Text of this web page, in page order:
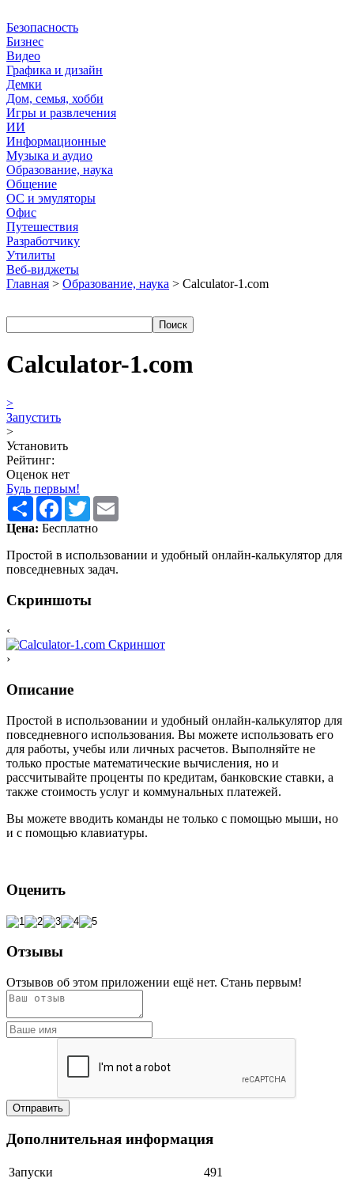
Безопасность
Бизнес
Видео
Графика и дизайн
Демки
Дом, семья, хобби
Игры и развлечения
ИИ
Информационные
Музыка и аудио
Образование, наука
Общение
ОС и эмуляторы
Офис
Путешествия
Разработчику
Утилиты
Веб-виджеты
Главная > Образование, наука > Calculator-1.com
Calculator-1.com
>
Запустить
>
Установить
Рейтинг:
Оценок нет
Будь первым!
Share Facebook
Twitter
Цена: Бесплатно
Простой в использовании и удобный онлайн-калькулятор для
повседневных задач.
Скриншоты
‹
›
Описание
Простой в использовании и удобный онлайн-калькулятор для
повседневного использования. Вы можете использовать его
для работы, учебы или личных расчетов. Выполняйте не
только простые математические вычисления, но и
рассчитывайте проценты по кредитам, банковские ставки, а
также стоимость услуг и коммунальных платежей.
Вы можете вводить команды не только с помощью мыши, но
и с помощью клавиатуры.
Оценить
Отзывы
Отзывов об этом приложении ещё нет. Стань первым!
Дополнительная информация
Запуски
491